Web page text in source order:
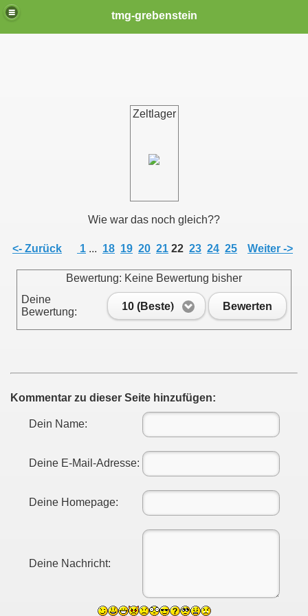
tmg-grebenstein
Zeltlager
Wie war das noch gleich??
<- Zurück 1 ... 18 19 20 21 22 23 24 25 Weiter ->
Bewertung: Keine Bewertung bisher
Deine
Bewertung:
10 (Beste) Bewerten
Kommentar zu dieser Seite hinzufügen:
Dein Name:
Deine E-Mail-Adresse:
Deine Homepage:
Deine Nachricht: